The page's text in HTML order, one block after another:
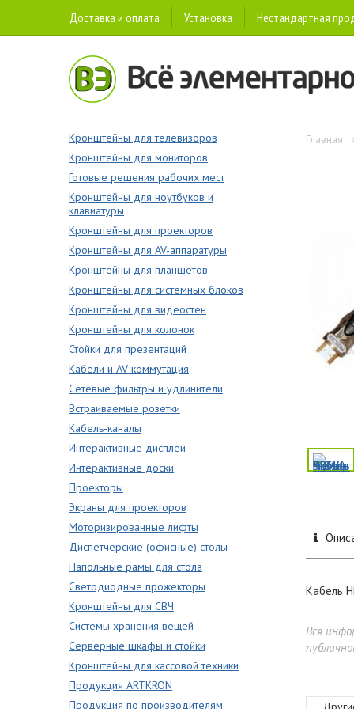
Доставка и оплата Установка Нестандартная
Кронштейны для телевизоров
Кронштейны для мониторов
Готовые решения рабочих мест
Кронштейны для ноутбуков и
клавиатуры
Кронштейны для проекторов
Кронштейны для AV-аппаратуры
Кронштейны для планшетов
Кронштейны для системных блоков
Кронштейны для видеостен
Кронштейны для колонок
Стойки для презентаций
Кабели и AV-коммутация
Сетевые фильтры и удлинители
Встраиваемые розетки
Кабель-каналы
Интерактивные дисплеи
Интерактивные доски
Проекторы
Экраны для проекторов
Моторизированные лифты
Диспетчерские (офисные) столы
Напольные рамы для стола
Светодиодные прожекторы
Кронштейны для СВЧ
Системы хранения вещей
Серверные шкафы и стойки
Кронштейны для кассовой техники
Продукция ARTKRON
Продукция по производителям
Главная
Кабель
Вся